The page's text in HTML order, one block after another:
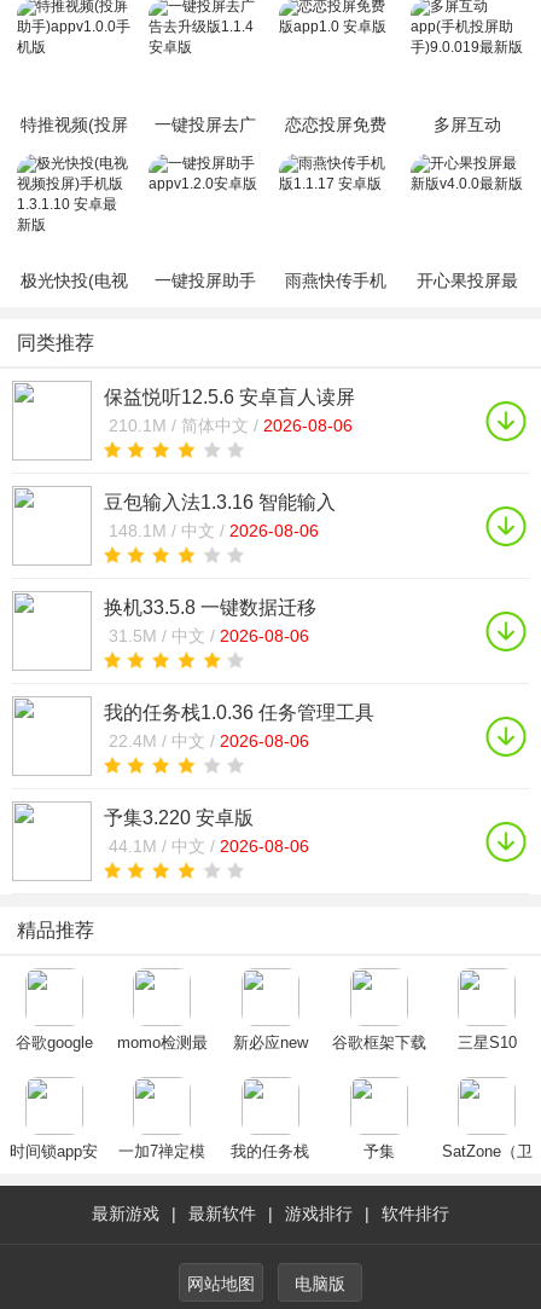
特推视频(投屏
手)appv1.0.0
手机版
一键投屏去广
1.1.4 安卓版
恋恋投屏免费
版
多屏互动
助手)9.0.019
最新版
极光快投(电视
版1.3.1.10 安
卓
一键投屏助手
雨燕快传手机
开心果投屏最
同类推荐
保益悦听12.5.6 安卓盲人读屏
210.1M / 简体中文 / 2026-08-06
豆包输入法1.3.16 智能输入
148.1M / 中文 / 2026-08-06
换机33.5.8 一键数据迁移
31.5M / 中文 / 2026-08-06
我的任务栈1.0.36 任务管理工具
22.4M / 中文 / 2026-08-06
予集3.220 安卓版
44.1M / 中文 / 2026-08-06
精品推荐
谷歌google
安卓2025最新
momo检测最
版下载
新必应new
载2025官方最
谷歌框架下载
正版安卓最新
Play 服务)
三星S10
时间锁app安
一加7禅定模
我的任务栈 予集
SatZone（卫
最新游戏 | 最新软件 | 游戏排行 | 软件排行
网站地图 电脑版